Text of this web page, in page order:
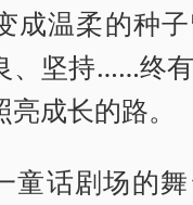
成温柔的种子
、坚持……终
成长的路。
童话剧场的